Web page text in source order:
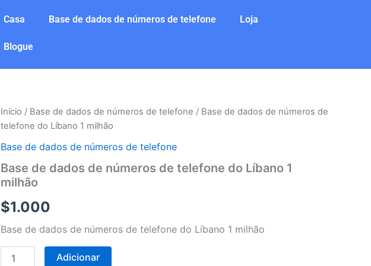
Casa Base de dados de números de telefone Loja
Blogue
Início / Base de dados de números de telefone / Base de dados de números de
telefone do Líbano 1 milhão
Base de dados de números de telefone
Base de dados de números de telefone do Líbano 1
milhão
$1.000
Base de dados de números de telefone do Líbano 1 milhão
Quantidade
de
de
de
números
telefone
do
Líbano
Adicionar